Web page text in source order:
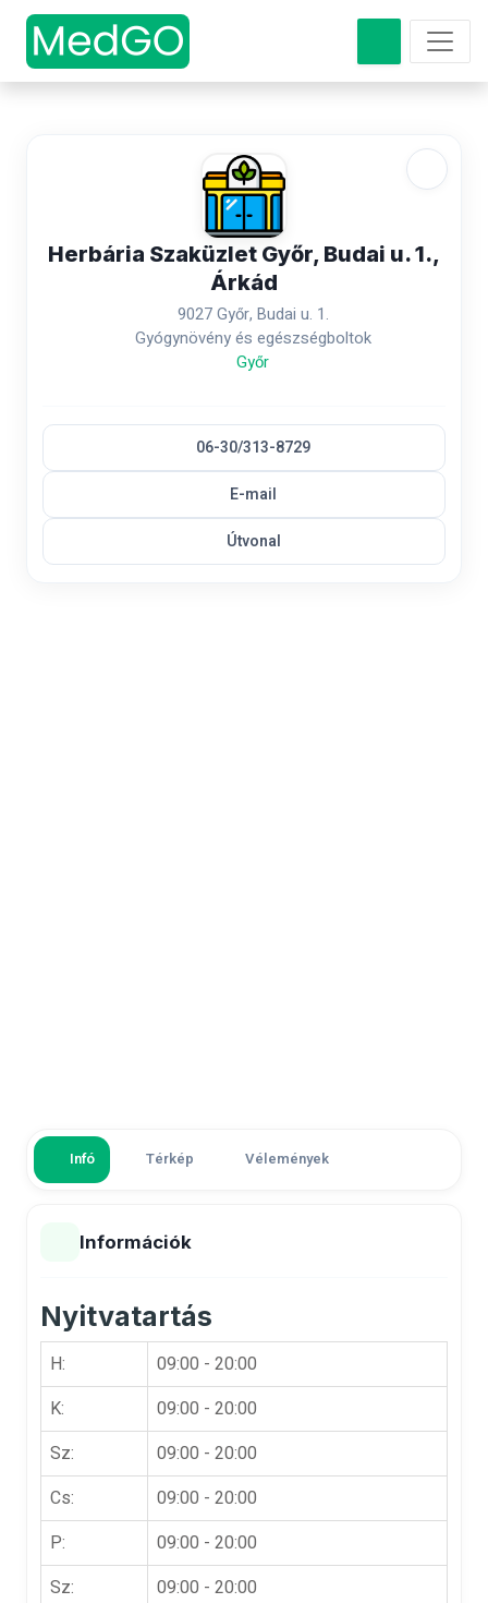
Herbária Szaküzlet Győr, Budai u. 1.,
Árkád
9027 Győr, Budai u. 1.
Gyógynövény és egészségboltok
Győr
06-30/313-8729
E-mail
Útvonal
Infó Térkép Vélemények
Információk
Nyitvatartás
H:
09:00 - 20:00
K:
09:00 - 20:00
Sz:
09:00 - 20:00
Cs:
09:00 - 20:00
P:
09:00 - 20:00
Sz:
09:00 - 20:00